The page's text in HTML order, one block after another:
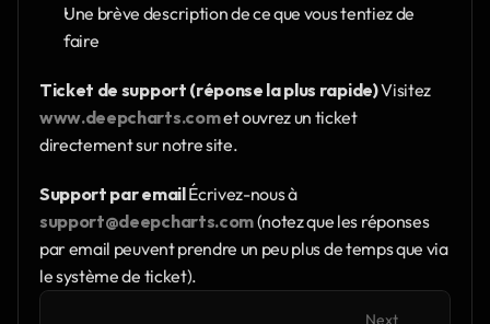
Une brève description de ce que vous tentiez de
faire
Ticket de support (réponse la plus rapide)
www.deepcharts.com et ouvrez un ticket
directement sur notre site.
Support par email
Écrivez-nous à
support@deepcharts.com (notez que les réponses
par email peuvent prendre un peu plus de temps que via
le système de ticket).
Next